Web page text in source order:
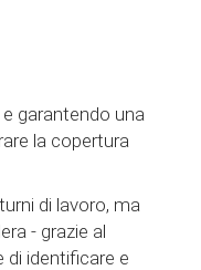
garantendo una
la copertura
di lavoro, ma
- grazie al
identificare e